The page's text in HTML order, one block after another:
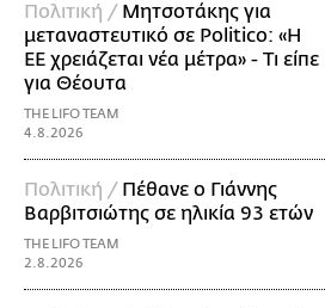
Πολιτική / Μητσοτάκης για
μεταναστευτικό σε Politico: «Η
ΕΕ χρειάζεται νέα μέτρα» - Τι είπε
για Θέουτα
THE LIFO TEAM
4.8.2026
Πολιτική / Πέθανε ο Γιάννης
Βαρβιτσιώτης σε ηλικία 93 ετών
THE LIFO TEAM
2.8.2026